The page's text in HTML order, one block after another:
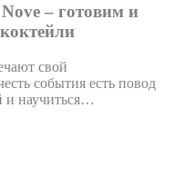
– готовим и
свой
события есть повод
и научиться…